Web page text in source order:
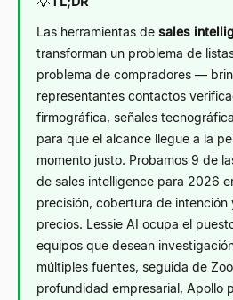
Las herramientas de sales
transforman un problema de
problema de compradores —
representantes contactos
firmográfica, señales
para que el alcance llegue a la
momento justo. Probamos 9 de
de sales intelligence para 2026
precisión, cobertura de
precios. Lessie AI ocupa el
equipos que desean
múltiples fuentes, seguida de
profundidad empresarial, Apollo